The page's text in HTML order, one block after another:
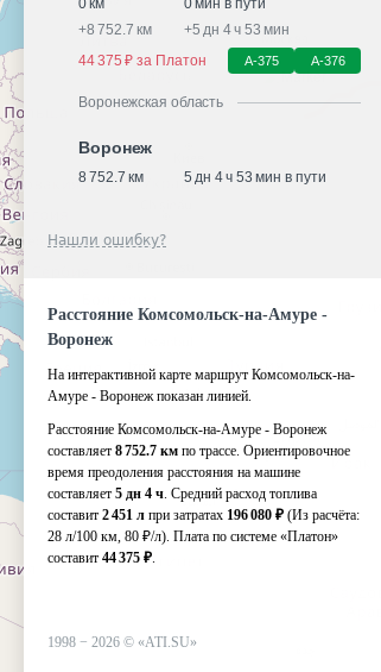
0 км
0 мин в пути
+8 752.7 км +5 дн 4 ч 53 мин
44 375 ₽ за Платон
А-375 А-376
Воронежская область
Воронеж
8 752.7 км 5 дн 4 ч 53 мин в пути
Нашли ошибку?
Расстояние Комсомольск-на-Амуре -
Воронеж
На интерактивной карте маршрут Комсомольск-на-
Амуре - Воронеж показан линией.
Расстояние Комсомольск-на-Амуре - Воронеж
составляет 8 752.7 км по трассе. Ориентировочное
время преодоления расстояния на машине
составляет 5 дн 4 ч. Средний расход топлива
составит 2 451 л при затратах 196 080 ₽ (Из расчёта:
28 л/100 км, 80 ₽/л). Плата по системе «Платон»
составит 44 375 ₽.
1998 − 2026 © «ATI.SU»